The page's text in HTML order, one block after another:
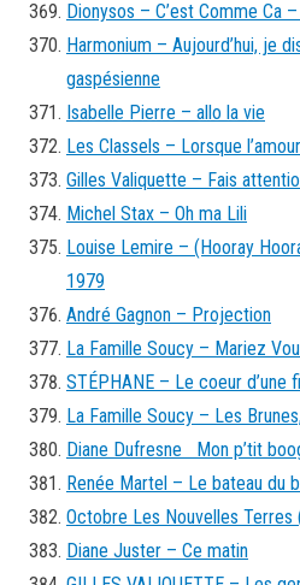
Dionysos – C’est Comme Ca
Harmonium – Aujourd’hui, je
gaspésienne
Isabelle Pierre – allo la vie
Les Classels – Lorsque
Gilles Valiquette – Fais
Michel Stax – Oh ma Lili
Louise Lemire – (Hooray
1979
André Gagnon – Projection
La Famille Soucy – Mariez
STÉPHANE – Le coeur d’une
La Famille Soucy – Les
Diane Dufresne Mon p’tit
Renée Martel – Le bateau du
Octobre Les Nouvelles Terres
Diane Juster – Ce matin